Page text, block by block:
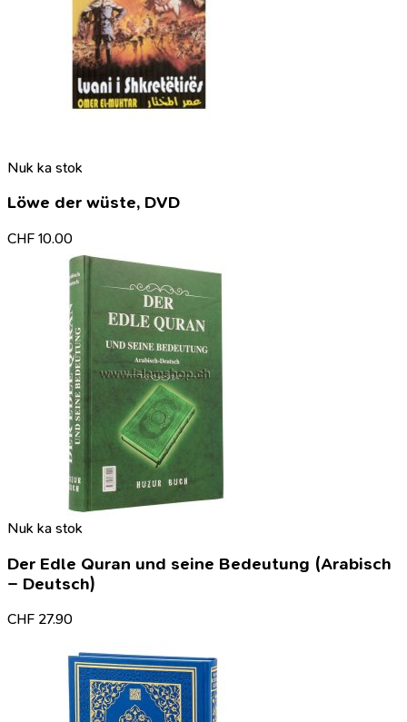
Nuk ka stok
Löwe der wüste, DVD
CHF 10.00
Nuk ka stok
Der Edle Quran und seine Bedeutung (Arabisch
– Deutsch)
CHF 27.90